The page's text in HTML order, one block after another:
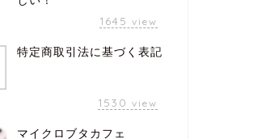
1645 view
特定商取引法に基づく表記
1530 view
マイクロブタカフェ